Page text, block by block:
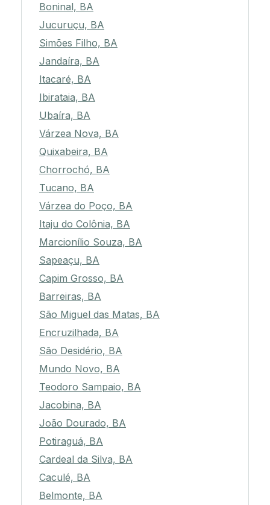
Boninal, BA
Jucuruçu, BA
Simões Filho, BA
Jandaíra, BA
Itacaré, BA
Ibirataia, BA
Ubaíra, BA
Várzea Nova, BA
Quixabeira, BA
Chorrochó, BA
Tucano, BA
Várzea do Poço, BA
Itaju do Colônia, BA
Marcionílio Souza, BA
Sapeaçu, BA
Capim Grosso, BA
Barreiras, BA
São Miguel das Matas, BA
Encruzilhada, BA
São Desidério, BA
Mundo Novo, BA
Teodoro Sampaio, BA
Jacobina, BA
João Dourado, BA
Potiraguá, BA
Cardeal da Silva, BA
Caculé, BA
Belmonte, BA